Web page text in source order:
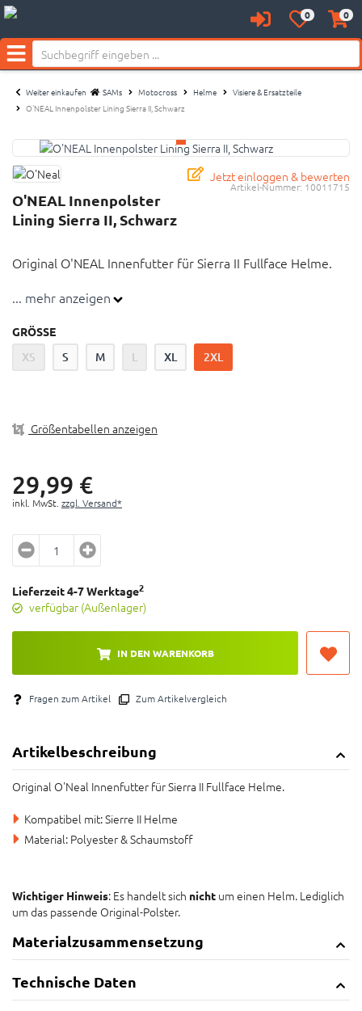
AnmeldenMerkzettel
aufklappen
0 0
Menü
Weiter einkaufen SAMs Motocross Helme
Visiere & Ersatzteile
O'NEAL Innenpolster Lining Sierra II, Schwarz
Jetzt einloggen & bewerten
Artikel-Nummer: 10011715
O'NEAL Innenpolster
Lining Sierra II, Schwarz
Original O'NEAL Innenfutter für Sierra II Fullface Helme.
Wichtiger Hinweis: Es handelt sich nicht um einen
Helm. Lediglich um das passende Original-Polster.
Original O'NEAL Innenfutter für Sierra II Fullface
Helme
... mehr anzeigen
GRÖSSE
XS S M L XL 2XL
Größentabellen anzeigen
29,99 €
inkl. MwSt. zzgl. Versand*
Lieferzeit 4-7 Werktage2
verfügbar (Außenlager)
IN DEN WARENKORB
Fragen zum Artikel Zum Artikelvergleich
Artikelbeschreibung
Original O'Neal Innenfutter für Sierra II Fullface Helme.
Kompatibel mit: Sierre II Helme
Material: Polyester & Schaumstoff
Wichtiger Hinweis: Es handelt sich nicht um einen Helm. Lediglich
um das passende Original-Polster.
Materialzusammensetzung
Technische Daten